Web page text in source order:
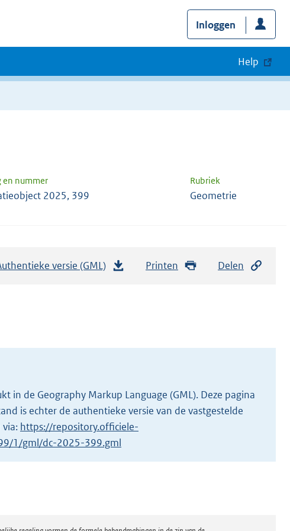
Inloggen
Help
en nummer Rubriek
2025, 399 Geometrie
versie (GML)
n
g
r
o
o
Printen Delen
de Geography Markup Language (GML). Deze pagina
is echter de authentieke versie van de vastgestelde
https://repository.officiele-
1/gml/dc-2025-399.gml